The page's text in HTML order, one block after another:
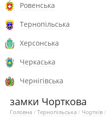
Ровенська
Тернопільська
Херсонська
Черкаська
Чернігівська
замки Чорткова
Головна / Тернопільська / Чортків /